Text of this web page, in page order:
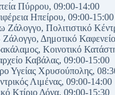
Πύρρου, 09:00-14:00
Ηπείρου, 09:00-15:00
Ζάλογγο, Πολιτιστικό
Ζάλογγο, Δημοτικό
Κοινοτικό
Καβάλας, 09:00-15:00
Υγείας Χρυσούπολης,
Λιμένας, 09:00-14:00
Κτίριο Δόνα, 09:00-15:30